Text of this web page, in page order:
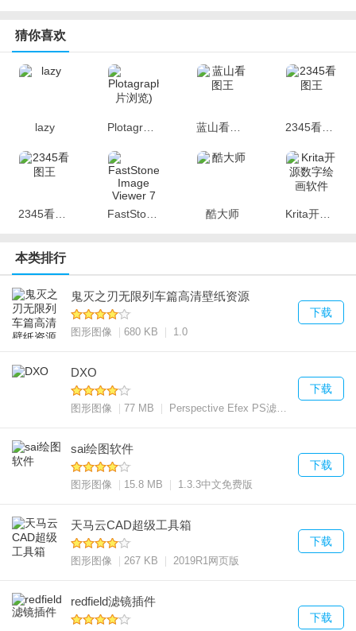
猜你喜欢
lazy
酷大师
本类排行
鬼灭之刃无限列车篇高清壁纸资源
图形图像 680 KB 1.0
下载
DXO
图形图像 77 MB Perspective Efex PS滤镜插件 3.1.16 中文版
下载
sai绘图软件
图形图像 15.8 MB 1.3.3中文免费版
下载
天马云CAD超级工具箱
图形图像 267 KB 2019R1网页版
下载
redfield滤镜插件
下载